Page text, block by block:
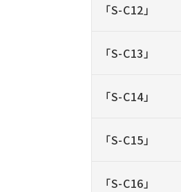
「S-C12」
「S-C13」
「S-C14」
「S-C15」
「S-C16」